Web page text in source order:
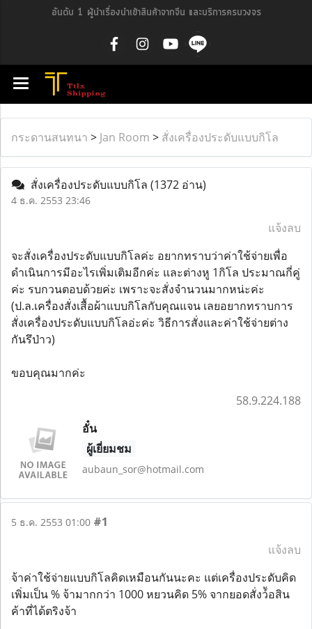
อันดับ 1 ผู้นำเรื่องนำเข้าสินค้าจากจีน และบริการครบวงจร
กระดานสนทนา > Jan Room > สั่งเครื่องประดับแบบกิโล
สั่งเครื่องประดับแบบกิโล (1372 อ่าน)
4 ธ.ค. 2553 23:46
แจ้งลบ
จะสั่งเครื่องประดับแบบกิโลค่ะ อยากทราบว่าค่าใช้จ่ายเพื่อ
ดำเนินการมีอะไรเพิ่มเติมอีกค่ะ และต่างหู 1กิโล ประมาณกี่คู่
ค่ะ รบกวนตอบด้วยค่ะ เพราะจะสั่งจำนวนมากหน่ะค่ะ
(ป.ล.เครื่องสั่งเสื้อผ้าแบบกิโลกับคุณแจน เลยอยากทราบการ
สั่งเครื่องประดับแบบกิโลอ่ะค่ะ วิธีการสั่งและค่าใช้จ่ายต่าง
กันรึป่าว)
ขอบคุณมากค่ะ
58.9.224.188
อั๋น
ผู้เยี่ยมชม
aubaun_sor@hotmail.com
5 ธ.ค. 2553 01:00 #1
แจ้งลบ
จ้าค่าใช้จ่ายแบบกิโลคิดเหมือนกันนะคะ แต่เครื่องประดับคิด
เพิ่มเป็น % จ้ามากกว่า 1000 หยวนคิด 5% จากยอดสั่งว์้อสิน
ค้าที่ได้ตริงจ้า